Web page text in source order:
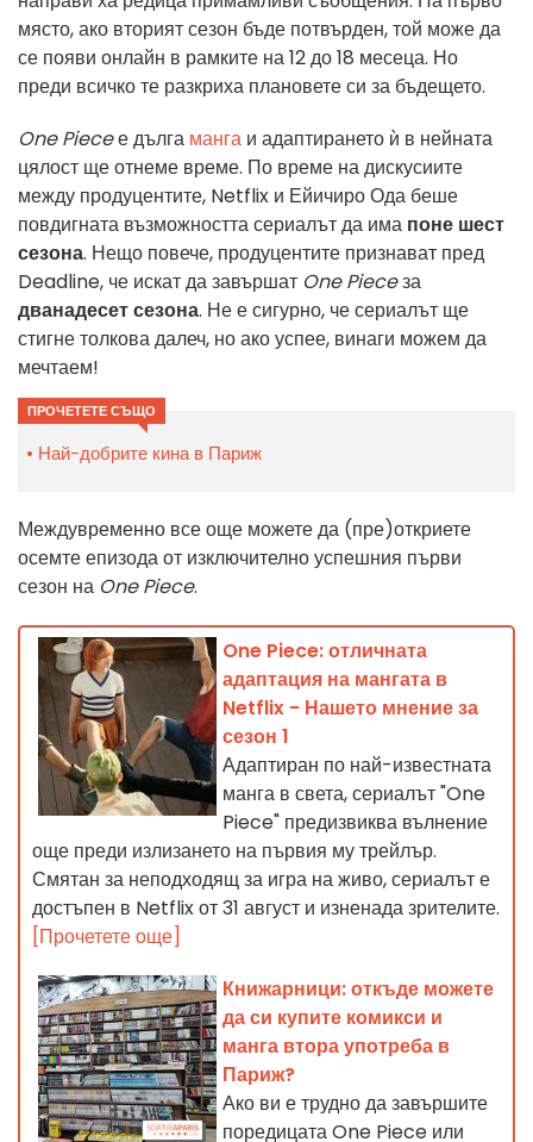
място, ако вторият сезон бъде потвърден, той може да
се появи онлайн в рамките на 12 до 18 месеца. Но
преди всичко те разкриха плановете си за бъдещето.
One Pieceе дълга манга и адаптирането ѝ в нейната
цялост ще отнеме време. По време на дискусиите
между продуцентите, Netflix и Ейичиро Ода беше
повдигната възможността сериалът да има поне шест
сезона. Нещо повече, продуцентите признават пред
Deadline, че искат да завършат One Pieceза
дванадесет сезона. Не е сигурно, че сериалът ще
стигне толкова далеч, но ако успее, винаги можем да
мечтаем!
ПРОЧЕТЕТЕ СЪЩО
Най-добрите кина в Париж
Междувременно все още можете да (пре)откриете
осемте епизода от изключително успешния първи
сезон на One Piece.
One Piece: отличната
адаптация на мангата в
Netflix - Нашето мнение за
сезон 1
Адаптиран по най-известната
манга в света, сериалът "One
Piece" предизвиква вълнение
още преди излизането на първия му трейлър.
Смятан за неподходящ за игра на живо, сериалът е
достъпен в Netflix от 31 август и изненада зрителите.
[Прочетете още]
Книжарници: откъде можете
да си купите комикси и
манга втора употреба в
Париж?
Ако ви е трудно да завършите
поредицата One Piece или